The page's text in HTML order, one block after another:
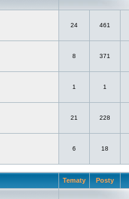
24 461
8 371
1 1
21 228
6 18
Tematy Posty